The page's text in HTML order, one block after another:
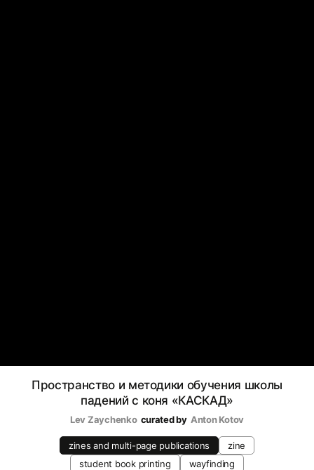
Пространство и методики обучения школы
падений с коня «КАСКАД»
Lev Zaychenko curated by Anton Kotov
zines and multi-page publications
zine
student book printing
wayfinding